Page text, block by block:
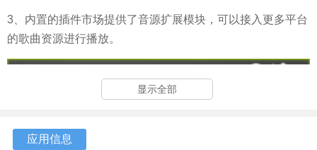
3、内置的插件市场提供了音源扩展模块，可以接入更多平台
的歌曲资源进行播放。
显示全部
应用信息